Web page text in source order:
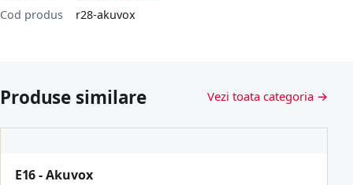
Cod produs
r28-akuvox
Produse similare Vezi toata categoria →
E16 - Akuvox